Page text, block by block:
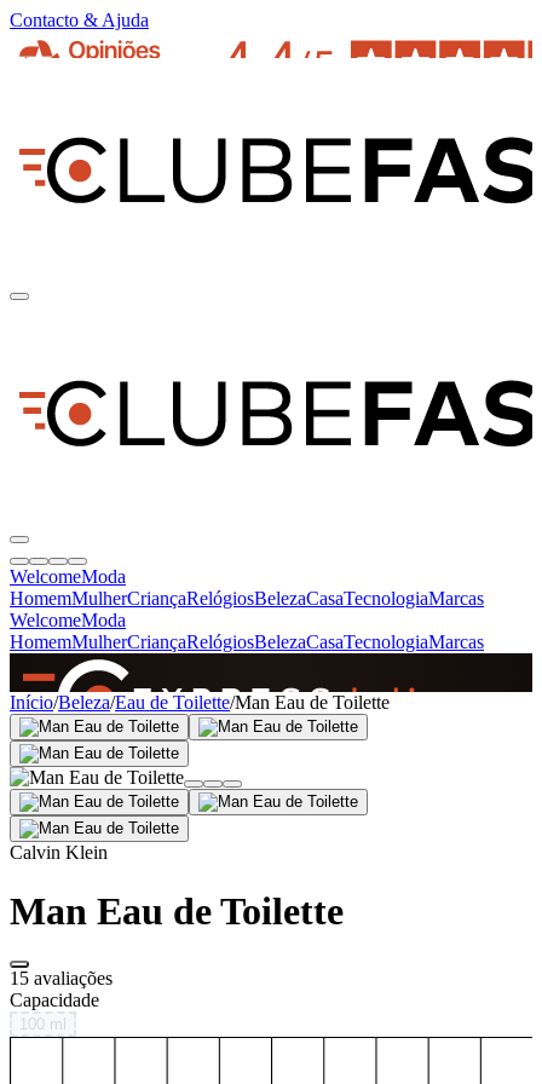
Contacto & Ajuda
WelcomeModa
HomemMulherCriançaRelógiosBelezaCasaTecnologiaMarcas
WelcomeModa
HomemMulherCriançaRelógiosBelezaCasaTecnologiaMarcas
SINCE 2005
+de 36.000 reviews
Início/Beleza/Eau de Toilette/Man Eau de Toilette
Calvin Klein
Man Eau de Toilette
15 avaliações
Capacidade
100 ml